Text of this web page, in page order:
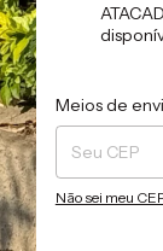
Entregas para o
Meios de
Não sei meu